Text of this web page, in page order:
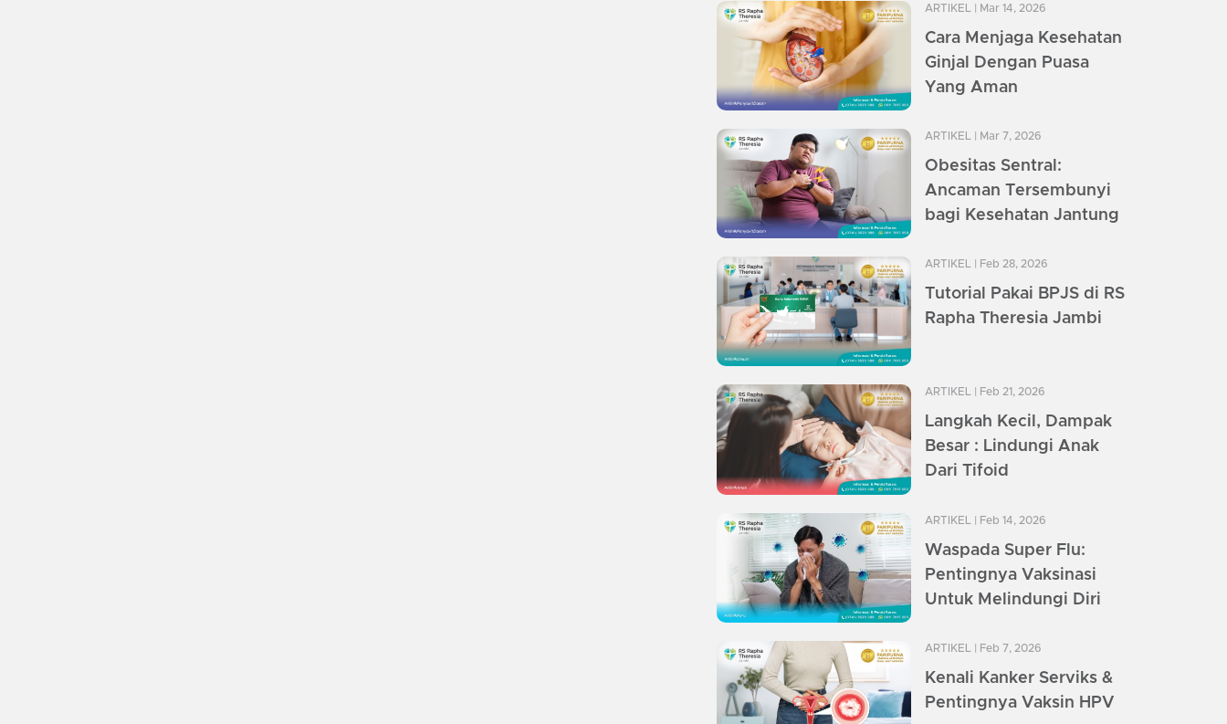
ARTIKEL | Mar 14, 2026
Cara Menjaga Kesehatan
Ginjal Dengan Puasa
Yang Aman
ARTIKEL | Mar 7, 2026
Obesitas Sentral:
Ancaman Tersembunyi
bagi Kesehatan Jantung
ARTIKEL | Feb 28, 2026
Tutorial Pakai BPJS di RS
Rapha Theresia Jambi
ARTIKEL | Feb 21, 2026
Langkah Kecil, Dampak
Besar : Lindungi Anak
Dari Tifoid
ARTIKEL | Feb 14, 2026
Waspada Super Flu:
Pentingnya Vaksinasi
Untuk Melindungi Diri
ARTIKEL | Feb 7, 2026
Kenali Kanker Serviks &
Pentingnya Vaksin HPV